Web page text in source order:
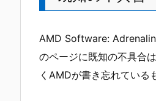
AMD Software: Adrenalin
のページに既知の不具合
くAMDが書き忘れている